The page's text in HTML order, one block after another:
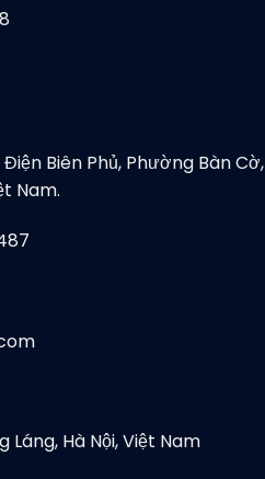
Biên Phủ, Phường Bàn Cờ,
Nam.
Láng, Hà Nội, Việt Nam